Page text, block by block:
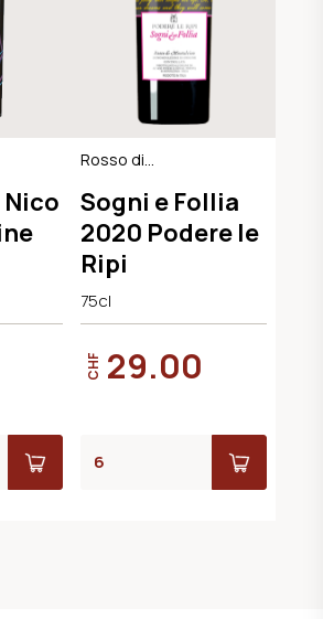
Rosso di
BIO-Demeter
Sogni e Follia
2020 Podere le
Ripi
75cl
CHF 29.00